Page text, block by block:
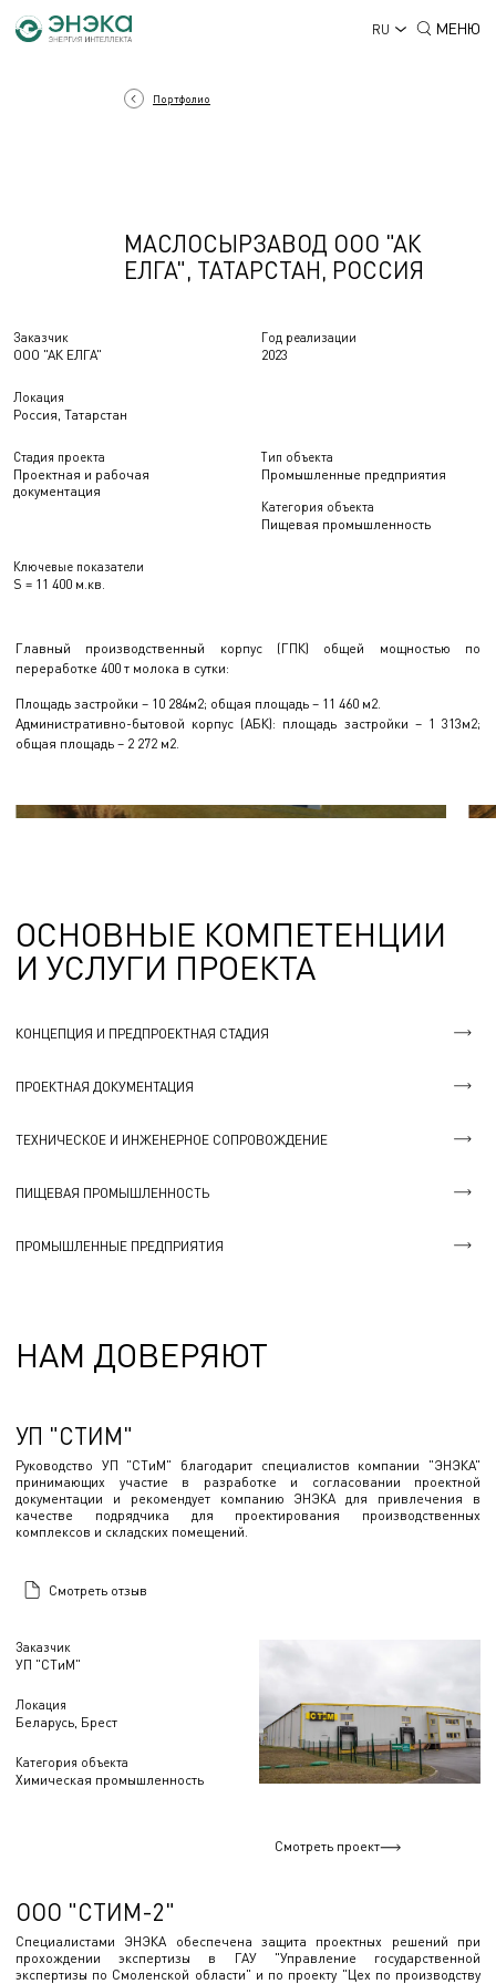
RU МЕНЮ
Заказчик
ООО "АК ЕЛГА"
Год реализации
2023
Локация
Россия, Татарстан
Стадия проекта
Проектная и рабочая
документация
Тип объекта
Промышленные предприятия
Категория объекта
Пищевая промышленность
Ключевые показатели
S = 11 400 м.кв.
Портфолио
МАСЛОСЫРЗАВОД ООО "АК
ЕЛГА", ТАТАРСТАН, РОССИЯ
Главный производственный корпус (ГПК) общей мощностью по
переработке 400 т молока в сутки:
Площадь застройки – 10 284м2; общая площадь – 11 460 м2.
Административно-бытовой корпус (АБК): площадь застройки – 1 313м2;
общая площадь – 2 272 м2.
ОСНОВНЫЕ КОМПЕТЕНЦИИ
И УСЛУГИ ПРОЕКТА
КОНЦЕПЦИЯ И ПРЕДПРОЕКТНАЯ СТАДИЯ
ПРОЕКТНАЯ ДОКУМЕНТАЦИЯ
ТЕХНИЧЕСКОЕ И ИНЖЕНЕРНОЕ СОПРОВОЖДЕНИЕ
ПИЩЕВАЯ ПРОМЫШЛЕННОСТЬ
ПРОМЫШЛЕННЫЕ ПРЕДПРИЯТИЯ
НАМ ДОВЕРЯЮТ
Заказчик
УП "СТиМ"
Локация
Беларусь, Брест
Категория объекта
Химическая промышленность
УП "СТИМ"
Руководство УП "СТиМ" благодарит специалистов компании "ЭНЭКА"
принимающих участие в разработке и согласовании проектной
документации и рекомендует компанию ЭНЭКА для привлечения в
качестве подрядчика для проектирования производственных
комплексов и складских помещений.
Смотреть отзыв
Смотреть проект
ООО "СТИМ-2"
Специалистами ЭНЭКА обеспечена защита проектных решений при
прохождении экспертизы в ГАУ "Управление государственной
экспертизы по Смоленской области" и по проекту "Цех по производству